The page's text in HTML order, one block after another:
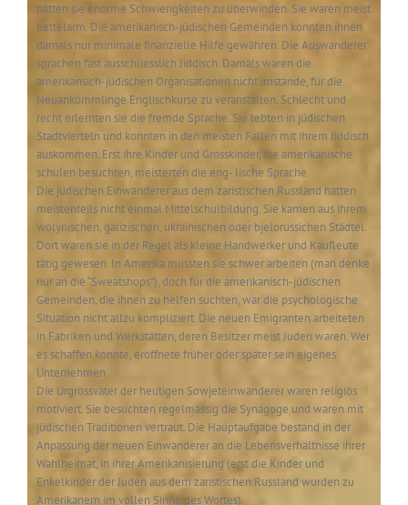
hatten sie enorme Schwierigkeiten zu überwinden. Sie waren meist
bettelarm. Die amerikanisch-jüdischen Gemeinden konnten ihnen
damals nur minimale finanzielle Hilfe gewähren. Die Auswanderer
sprachen fast ausschliesslich Jiddisch. Damals waren die
amerikansich-jüdischen Organisationen nicht imstande, für die
Neuankömmlinge Englischkurse zu veranstalten. Schlecht und
recht erlernten sie die fremde Sprache. Sie lebten in jüdischen
Stadtvierteln und konnten in den meisten Fällen mit ihrem Jiddisch
auskommen. Erst ihre Kinder und Grosskinder, die amerikanische
schulen besuchten, meisterten die eng- lische Sprache.
Die jüdischen Einwanderer aus dem zaristischen Russland hatten
meistenteils nicht einmal Mittelschulbildung. Sie kamen aus ihrem
wolynischen, galizischen, ukrainischen oder bjelorussichen Städtel.
Dort waren sie in der Regel als kleine Handwerker und Kaufleute
tätig gewesen. In Amerika mussten sie schwer arbeiten (man denke
nur an die “Sweatshops”), doch für die amerikanisch-jüdischen
Gemeinden, die ihnen zu helfen suchten, war die psychologische
Situation nicht allzu kompliziert. Die neuen Emigranten arbeiteten
in Fabriken und Werkstätten, deren Besitzer meist Juden waren. Wer
es schaffen konnte, eröffnete früher oder später sein eigenes
Unternehmen.
Die Urgrossväter der heutigen Sowjeteinwanderer waren religiös
motiviert. Sie besuchten regelmässig die Synagoge und waren mit
jüdischen Traditionen vertraut. Die Hauptaufgabe bestand in der
Anpassung der neuen Einwanderer an die Lebensverhältnisse ihrer
Wahlheimat, in ihrer Amerikanisierung (erst die Kinder und
Enkelkinder der Juden aus dem zaristischen Russland wurden zu
Amerikanern im vollen Sinne des Wortes).